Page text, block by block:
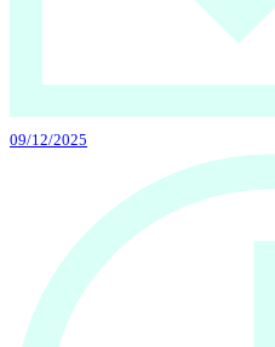
09/12/2025